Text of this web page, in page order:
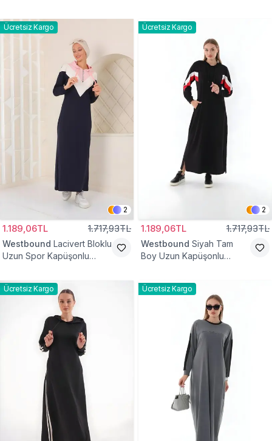
Ücretsiz Kargo
2
1.189,06TL 1.717,93TL
Westbound Lacivert Bloklu
Uzun Spor Kapüşonlu
Ücretsiz Kargo
2
1.189,06TL 1.717,93TL
Westbound Siyah Tam
Boy Uzun Kapüşonlu
Ücretsiz Kargo Ücretsiz Kargo